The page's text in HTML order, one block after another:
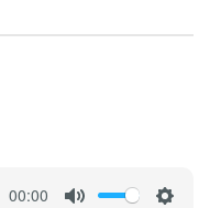
00:00